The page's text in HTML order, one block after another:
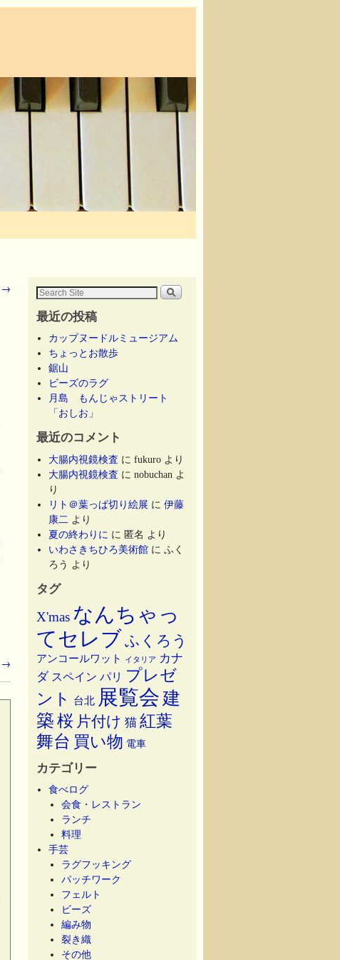
→
→
最近の投稿
カップヌードルミュージアム
ちょっとお散歩
鋸山
ビーズのラグ
月島 もんじゃストリート
「おしお」
最近のコメント
大腸内視鏡検査 にfukuro より
大腸内視鏡検査 にnobuchan よ
り
リト＠葉っぱ切り絵展 に伊藤
康二 より
夏の終わりに に匿名 より
いわさきちひろ美術館 にふく
ろう より
タグ
X'mas なんちゃっ
てセレブ ふくろう
アンコールワット イタリア
カナ
ダ スペイン パリ プレゼ
ント
台北 展覧会 建
築桜 片付け 猫 紅葉
舞台 買い物 電車
カテゴリー
食べログ
会食・レストラン
ランチ
料理
手芸
ラグフッキング
パッチワーク
フェルト
ビーズ
編み物
裂き織
その他